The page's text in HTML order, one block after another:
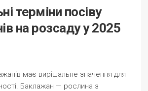
терміни посіву
на розсаду у 2025
має вирішальне значення для
Баклажан — рослина з